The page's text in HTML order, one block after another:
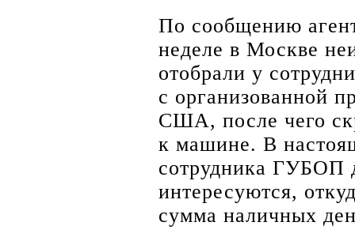
По сообщению
неделе в Москве
отобрали у
с организованной
США, после чего
к машине. В
сотрудника ГУБОП
интересуются,
сумма наличных